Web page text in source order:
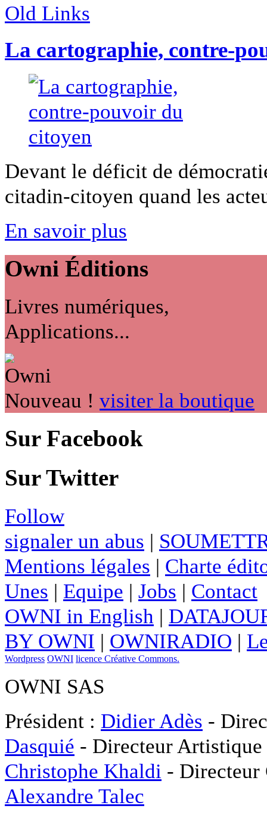
Old Links
La cartographie, contre-
Devant le déficit de
citadin-citoyen quand les
En savoir plus
Owni Éditions
Livres numériques,
Applications...
Nouveau ! visiter la boutique
Sur Facebook
Sur Twitter
Follow
signaler un abus |
Mentions légales | Charte
Unes | Equipe | Jobs | Contact
OWNI in English |
BY OWNI | OWNIRADIO |
Wordpress OWNI licence Créative Commons.
OWNI SAS
Président : Didier Adès -
Dasquié - Directeur
Christophe Khaldi -
Alexandre Talec